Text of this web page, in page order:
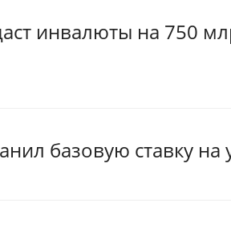
инвалюты на 750
базовую ставку на